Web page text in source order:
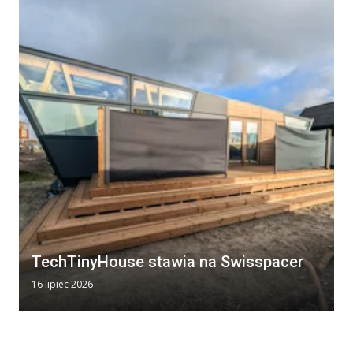
TechTinyHouse stawia na Swisspacer
16 lipiec 2026